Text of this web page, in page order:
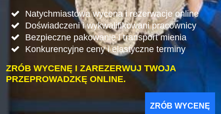
Natychmiastowa wycena i rezerwacje online
Doświadczeni i wykwalifikowani pracownicy
Bezpieczne pakowanie i transport mienia
Konkurencyjne ceny i elastyczne terminy
ZRÓB WYCENĘ I ZAREZERWUJ TWOJA
PRZEPROWADZKĘ ONLINE.
ZRÓB WYCENĘ